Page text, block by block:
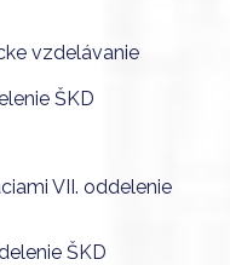
vzdelávanie
ŠKD
VII. oddelenie
ŠKD